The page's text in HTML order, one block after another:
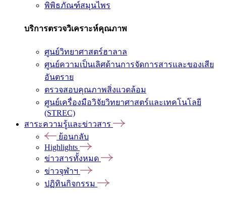
พิพิธภัณฑ์สมุนไพร
บริการตรวจวิเคราะห์คุณภาพ
ศูนย์วิทยาศาสตร์ฮาลาล
ศูนย์ความเป็นเลิศด้านการจัดการสารและของเสีย
อันตราย
ตรวจสอบคุณภาพสิ่งแวดล้อม
ศูนย์เครื่องมือวิจัยวิทยาศาสตร์และเทคโนโลยี
(STREC)
สาระความรู้และข่าวสาร
ย้อนกลับ
Highlights
ข่าวสารทั้งหมด
ข่าวจุฬาฯ
ปฏิทินกิจกรรม